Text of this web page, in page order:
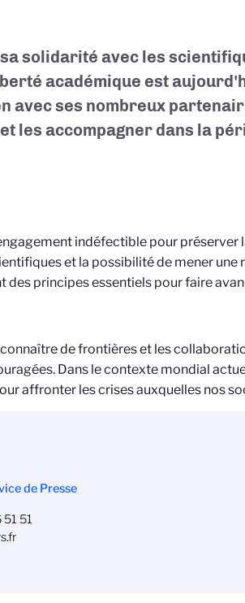
sa solidarité avec les
académique est
avec ses nombreux
les accompagner dans la
indéfectible pour préserver
et la possibilité de mener une
principes essentiels pour faire
de frontières et les
Dans le contexte mondial
affronter les crises auxquelles nos
de Presse
51 51